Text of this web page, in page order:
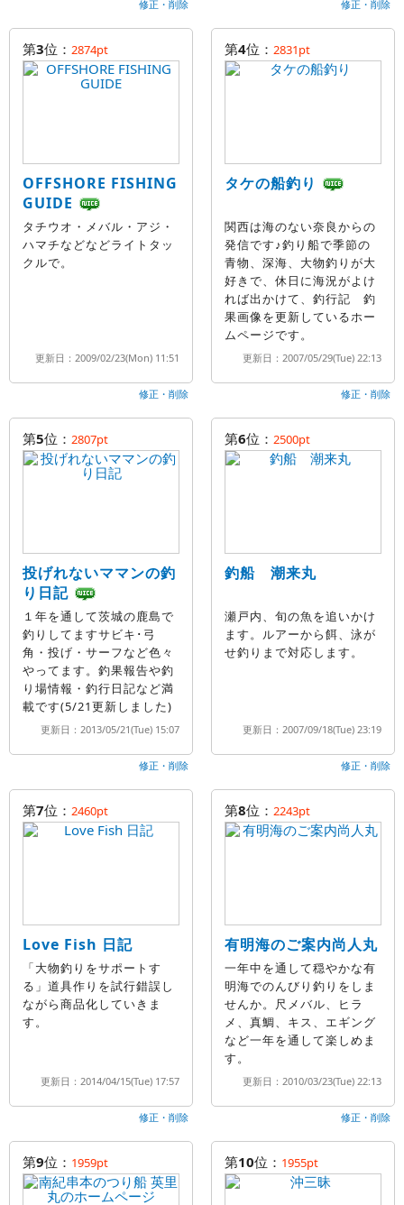
修正・削除 修正・削除
第3位： 2874pt
OFFSHORE FISHING
GUIDE
タチウオ・メバル・アジ・
ハマチなどなどライトタッ
クルで。
更新日：2009/02/23(Mon) 11:51
修正・削除
第4位： 2831pt
タケの船釣り
関西は海のない奈良からの
発信です♪釣り船で季節の
青物、深海、大物釣りが大
好きで、休日に海況がよけ
れば出かけて、釣行記 釣
果画像を更新しているホー
ムページです。
更新日：2007/05/29(Tue) 22:13
修正・削除
第5位： 2807pt
投げれないママンの釣
り日記
１年を通して茨城の鹿島で
釣りしてますサビキ･弓
角・投げ・サーフなど色々
やってます。釣果報告や釣
り場情報・釣行日記など満
載です(5/21更新しました)
更新日：2013/05/21(Tue) 15:07
修正・削除
第6位： 2500pt
釣船 潮来丸
瀬戸内、旬の魚を追いかけ
ます。ルアーから餌、泳が
せ釣りまで対応します。
更新日：2007/09/18(Tue) 23:19
修正・削除
第7位： 2460pt
Love Fish 日記
「大物釣りをサポートす
る」道具作りを試行錯誤し
ながら商品化していきま
す。
更新日：2014/04/15(Tue) 17:57
修正・削除
第8位： 2243pt
有明海のご案内尚人丸
一年中を通して穏やかな有
明海でのんびり釣りをしま
せんか。尺メバル、ヒラ
メ、真鯛、キス、エギング
など一年を通して楽しめま
す。
更新日：2010/03/23(Tue) 22:13
修正・削除
第9位： 1959pt 第10位： 1955pt